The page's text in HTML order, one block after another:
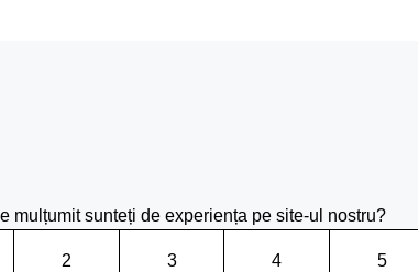
mulțumit sunteți de experiența pe site-ul nostru?
2 3 4 5